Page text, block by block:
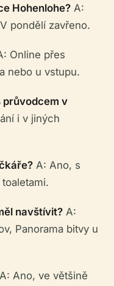
Hohenlohe? A:
pondělí zavřeno.
Online přes
nebo u vstupu.
průvodcem v
i v jiných
A: Ano, s
navštívit? A:
Panorama bitvy u
A: Ano, ve většině